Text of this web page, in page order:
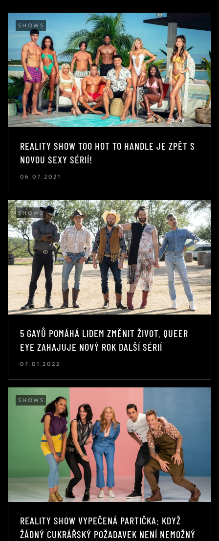
SHOWS
REALITY SHOW TOO HOT TO HANDLE JE ZPĚT S
NOVOU SEXY SÉRIÍ!
06.07.2021
SHOWS
5 GAYŮ POMÁHÁ LIDEM ZMĚNIT ŽIVOT. QUEER
EYE ZAHAJUJE NOVÝ ROK DALŠÍ SÉRIÍ
07.01.2022
SHOWS
REALITY SHOW VYPEČENÁ PARTIČKA: KDYŽ
ŽÁDNÝ CUKRÁŘSKÝ POŽADAVEK NENÍ NEMOŽNÝ